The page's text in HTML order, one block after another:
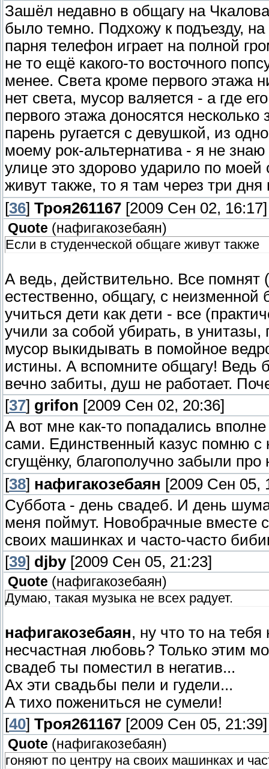
Зашёл недавно в общагу на
было темно. Подхожу к подъезду,
парня телефон играет на полной
не то ещё какого-то восточного
менее. Света кроме первого этажа
нет света, мусор валяется - а где
первого этажа доносятся несколько
парень ругается с девушкой, из
моему рок-альтернатива - я не
улице это здорово ударило по
живут также, то я там через три
[36] Троя261167 [2009 Сен 02, 16:17]
Quote (нафигакозебаян)
Если в студенческой общаге живут также
А ведь, действительно. Все помнят
естественно, общагу, с
учиться дети как дети - все
учили за собой убирать, в унитазы,
мусор выкидывать в помойное
истины. А вспомните общагу! Ведь
вечно забиты, душ не работает.
[37] grifon [2009 Сен 02, 20:36]
А вот мне как-то попадались
сами. Единственный казус помню с
сгущёнку, благополучно забыли
[38] нафигакозебаян [2009 Сен 05,
Суббота - день свадеб. И день
меня поймут. Новобрачные вместе
своих машинках и часто-часто
[39] djby[2009 Сен 05, 21:23]
Quote (нафигакозебаян)
Думаю, такая музыка не всех радует.
нафигакозебаян, ну что то на
несчастная любовь? Только этим
свадеб ты поместил в негатив...
Ах эти свадьбы пели и гудели...
А тихо пожениться не сумели!
[40] Троя261167 [2009 Сен 05, 21:39]
Quote (нафигакозебаян)
гоняют по центру на своих машинках и